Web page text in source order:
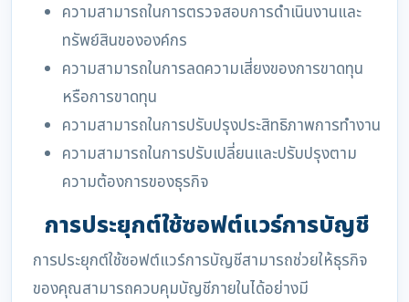
ความสามารถในการตรวจสอบการดำเนินงานและ
ทรัพย์สินขององค์กร
ความสามารถในการลดความเสี่ยงของการขาดทุน
หรือการขาดทุน
ความสามารถในการปรับปรุงประสิทธิภาพการทำงาน
ความสามารถในการปรับเปลี่ยนและปรับปรุงตาม
ความต้องการของธุรกิจ
การประยุกต์ใช้ซอฟต์แวร์การบัญชี
การประยุกต์ใช้ซอฟต์แวร์การบัญชีสามารถช่วยให้ธุรกิจ
ของคุณสามารถควบคุมบัญชีภายในได้อย่างมี